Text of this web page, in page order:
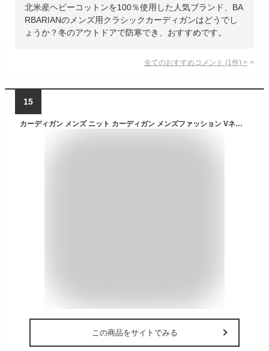
北米産ヘビーコットンを100％使用した人気ブランド、BA
RBARIANのメンズ用クラシックカーディガンはどうでし
ょうか？冬のアウトドアで防寒でき、おすすめです。
全てのおすすめコメント (1 件) >
15
カーディガン メンズ ニット カーディガン メンズファッション Vネック 綿ニット カジュアル カーデ シンプル 無地 コットン Vネックカーディガン 薄手 メンズ 羽織り
この商品をサイトでみる